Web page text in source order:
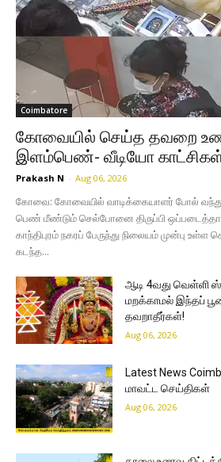
Coimbatore
கோவையில் செய்த தவறை
இளம்பெண்- வீடியோ
Prakash N - Aug 06, 2026
கோவை: கோவையில் வாடிக்கையாளர் போல்
பெண் மீண்டும் செல்போனை திருப்பி
காந்திபுரம் நகரப் பேருந்து நிலையம் முன்பு
கடந்த...
ஆடி 4வது
மறக்காமல் இந்தப்
தவறாதீர்கள்!
Aug 06, 2026
Latest News
மாவட்ட செய்திகள்
Aug 06, 2026